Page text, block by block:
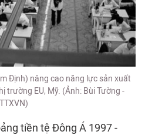
Định) nâng cao năng lực sản xuất
trường EU, Mỹ. (Ảnh: Bùi Tường -
TTXVN)
tiền tệ Đông Á 1997 -